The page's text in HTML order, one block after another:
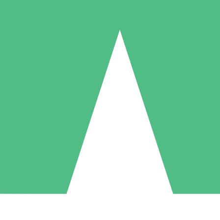
Packs de Crédits Individuels
à l'utilisation avec des crédits de téléchargement. Sans engagement
5 Téléchargements
US$